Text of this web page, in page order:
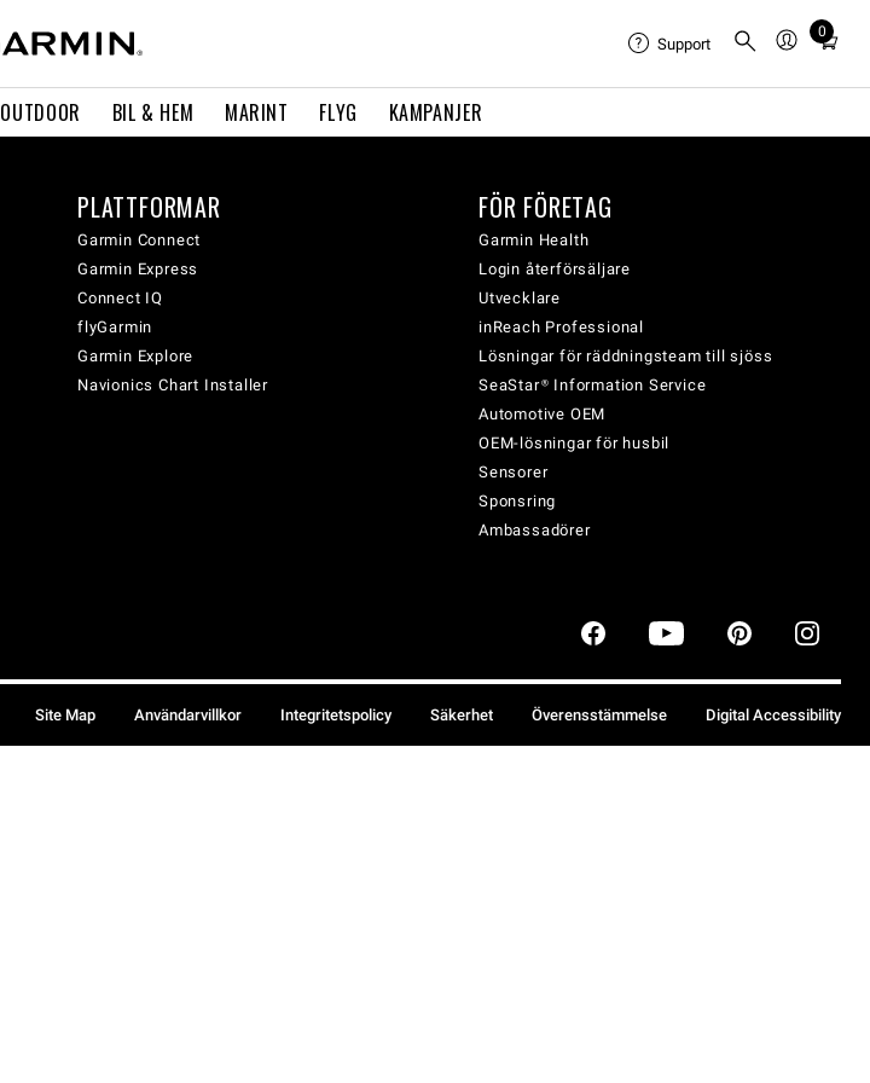
OUTDOOR BIL & HEM MARINT FLYG KAMPANJER
Support
0
Total
cart:
PLATTFORMAR
Garmin Connect
Garmin Express
Connect IQ
flyGarmin
Garmin Explore
Navionics Chart Installer
FÖR FÖRETAG
Garmin Health
Login återförsäljare
Utvecklare
inReach Professional
Lösningar för räddningsteam till sjöss
SeaStar® Information Service
Automotive OEM
OEM-lösningar för husbil
Sensorer
Sponsring
Ambassadörer
Site Map Användarvillkor Integritetspolicy Säkerhet Överensstämmelse Digital Accessibility